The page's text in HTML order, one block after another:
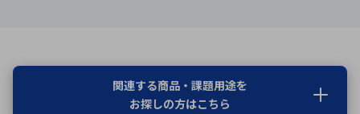
関連する商品・課題用途を
お探しの方はこちら